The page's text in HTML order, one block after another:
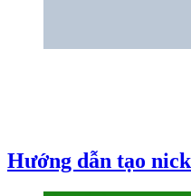
Hướng dẫn tạo